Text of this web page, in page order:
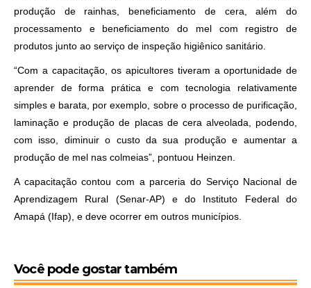
produção de rainhas, beneficiamento de cera, além do
processamento e beneficiamento do mel com registro de
produtos junto ao serviço de inspeção higiênico sanitário.
“Com a capacitação, os apicultores tiveram a oportunidade de
aprender de forma prática e com tecnologia relativamente
simples e barata, por exemplo, sobre o processo de purificação,
laminação e produção de placas de cera alveolada, podendo,
com isso, diminuir o custo da sua produção e aumentar a
produção de mel nas colmeias”, pontuou Heinzen.
A capacitação contou com a parceria do Serviço Nacional de
Aprendizagem Rural (Senar-AP) e do Instituto Federal do
Amapá (Ifap), e deve ocorrer em outros municípios.
Você pode gostar também